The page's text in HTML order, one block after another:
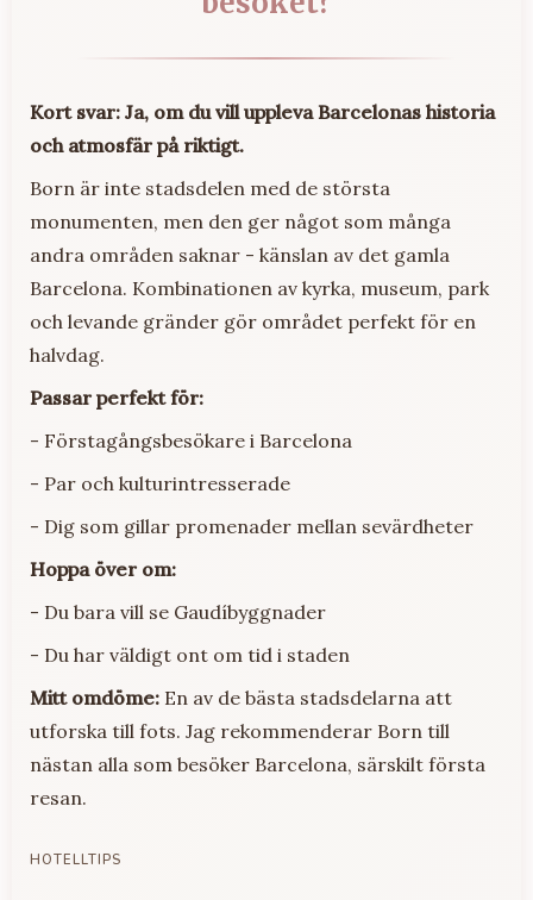
Kort svar: Ja, om du vill uppleva Barcelonas historia
och atmosfär på riktigt.
Born är inte stadsdelen med de största
monumenten, men den ger något som många
andra områden saknar - känslan av det gamla
Barcelona. Kombinationen av kyrka, museum, park
och levande gränder gör området perfekt för en
halvdag.
Passar perfekt för:
- Förstagångsbesökare i Barcelona
- Par och kulturintresserade
- Dig som gillar promenader mellan sevärdheter
Hoppa över om:
- Du bara vill se Gaudíbyggnader
- Du har väldigt ont om tid i staden
Mitt omdöme: En av de bästa stadsdelarna att
utforska till fots. Jag rekommenderar Born till
nästan alla som besöker Barcelona, särskilt första
resan.
HOTELLTIPS